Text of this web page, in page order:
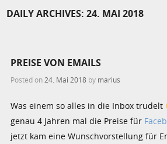
DAILY ARCHIVES:24. MAI 2018
PREISE VON EMAILS
Posted on 24. Mai 2018 by marius
Was einem so alles in die Inbox trudelt
genau 4 Jahren mal die Preise für
jetzt kam eine Wunschvorstellung für